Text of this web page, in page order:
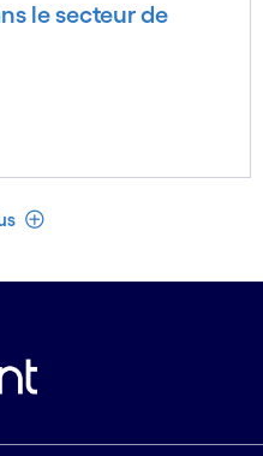
le secteur de
Voir moins